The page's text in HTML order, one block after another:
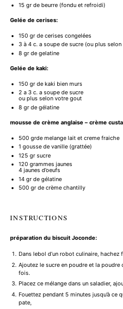
15 gr de beurre (fondu et refroidi)
Gelée de cerises:
150gr de cerises congelées
3à 4 c. a soupe de sucre (ou plus
8 gr de gelatine
Gelée de kaki:
150gr de kaki bien murs
2 a 3 c. a soupe de sucre
ou plus selon votre gout
8 gr de gélatine
mousse de crème anglaise – crème
500grde melange lait et creme fraiche
1 gousse de vanille (grattée)
125 gr sucre
120grammes jaunes
4 jaunes d’oeufs
14gr de gélatine
500gr de crème chantilly
INSTRUCTIONS
préparation du biscuit Joconde:
Dans lebol d’un robot culinaire,
Ajoutez le sucre en poudre et la poudre
fois.
Placez ce mélange dans un saladier,
Fouettez pendant 5 minutes jusqu’à ce
pate,